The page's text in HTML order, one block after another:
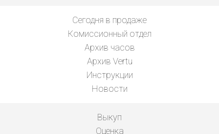
Сегодня в продаже
Комиссионный отдел
Архив часов
Архив Vertu
Инструкции
Новости
Выкуп
Оценка